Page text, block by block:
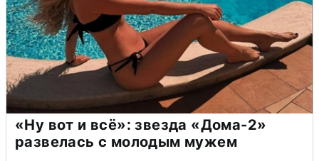
«Ну вот и всё»: звезда «Дома-2»
развелась с молодым мужем